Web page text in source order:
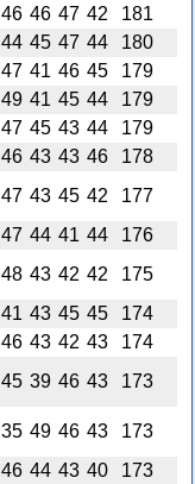
46 46 47 42
181
44 45 47 44
180
47 41 46 45
179
49 41 45 44
179
47 45 43 44
179
46 43 43 46
178
47 43 45 42
177
47 44 41 44
176
48 43 42 42
175
41 43 45 45
174
46 43 42 43
174
45 39 46 43 173
35 49 46 43
173
46 44 43 40
173